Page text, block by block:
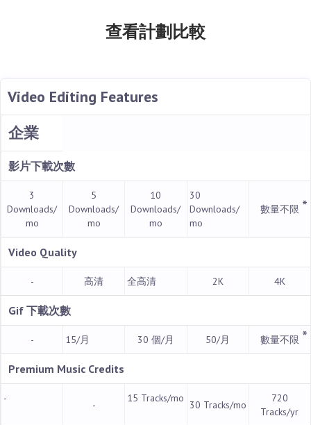
查看計劃比較
Video Editing Features
企業
影片下載次數
3
Downloads/
mo
5
Downloads/
mo
10
Downloads/
mo
30
Downloads/
mo
數量不限 *
Video Quality
- 高清 全高清 2K 4K
Gif 下載次數
- 15/月 30 個/月 50/月 數量不限 *
Premium Music Credits
-
-
15 Tracks/mo
30 Tracks/mo
720
Tracks/yr